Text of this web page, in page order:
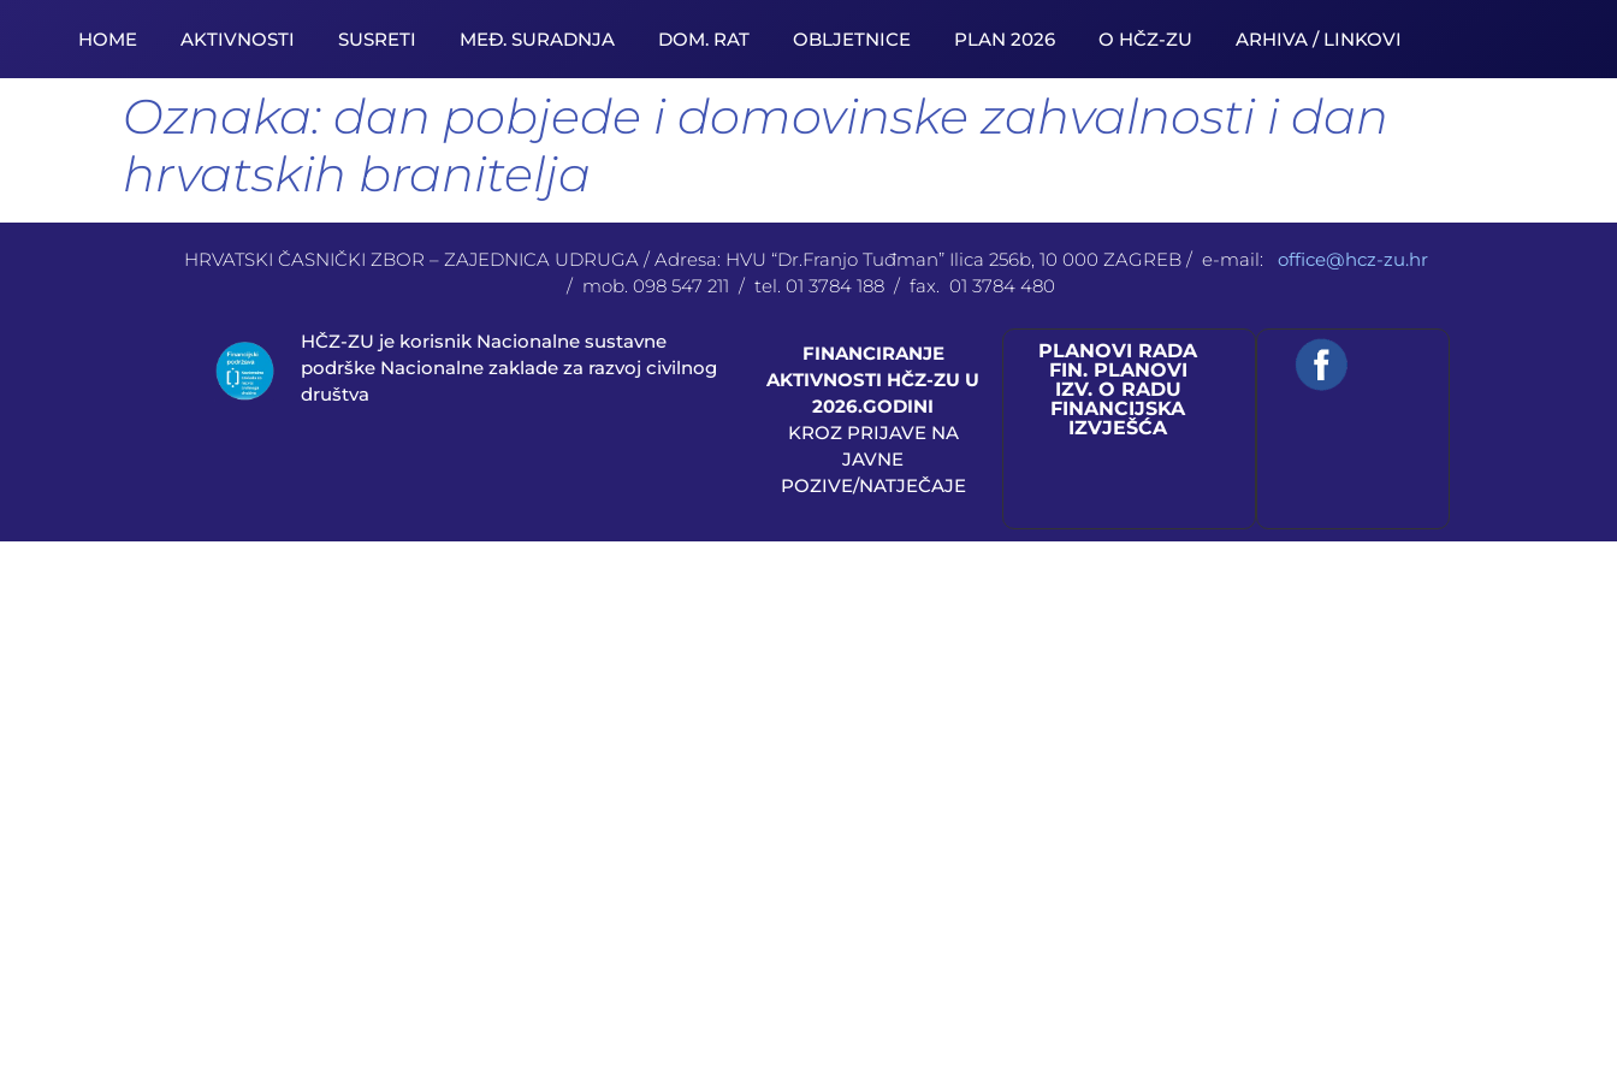
HOME AKTIVNOSTI SUSRETI MEĐ. SURADNJA DOM. RAT OBLJETNICE PLAN 2026 O HČZ-ZU ARHIVA / LINKOVI
Oznaka: dan pobjede i domovinske zahvalnosti i dan
hrvatskih branitelja
HRVATSKI ČASNIČKI ZBOR – ZAJEDNICA UDRUGA / Adresa: HVU “Dr.Franjo Tuđman” Ilica 256b, 10 000 ZAGREB / e-mail: office@hcz-zu.hr
/ mob. 098 547 211 / tel. 01 3784 188 / fax. 01 3784 480
HČZ-ZU je korisnik Nacionalne sustavne
podrške Nacionalne zaklade za razvoj civilnog
društva
FINANCIRANJE
AKTIVNOSTI HČZ-ZU U
2026.GODINI
KROZ PRIJAVE NA
JAVNE
POZIVE/NATJEČAJE
PLANOVI RADA
FIN. PLANOVI
IZV. O RADU
FINANCIJSKA
IZVJEŠĆA